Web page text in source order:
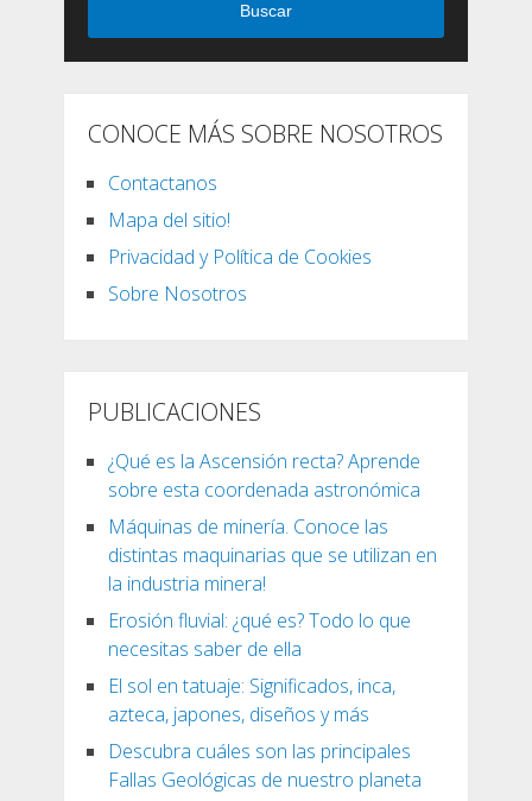
Buscar
CONOCE MÁS SOBRE NOSOTROS
Contactanos
Mapa del sitio!
Privacidad y Política de Cookies
Sobre Nosotros
PUBLICACIONES
¿Qué es la Ascensión recta? Aprende
sobre esta coordenada astronómica
Máquinas de minería. Conoce las
distintas maquinarias que se utilizan en
la industria minera!
Erosión fluvial: ¿qué es? Todo lo que
necesitas saber de ella
El sol en tatuaje: Significados, inca,
azteca, japones, diseños y más
Descubra cuáles son las principales
Fallas Geológicas de nuestro planeta